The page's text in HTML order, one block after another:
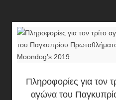
Πληροφορίες για τον
αγώνα του